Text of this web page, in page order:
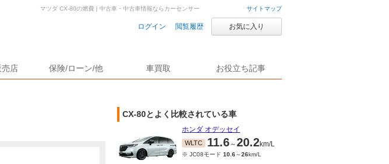
サイトマップ
ログイン 閲覧履歴 お気に入り
売店 保険/ローン/他 車買取 お役立ち記事
マツダ CX-80の燃費 | 中古車・中古車情報ならカーセンサー
CX-80とよく比較されている車
ホンダ オデッセイ
WLTC 11.6～20.2km/L
※ JC08モード 10.6～26km/L